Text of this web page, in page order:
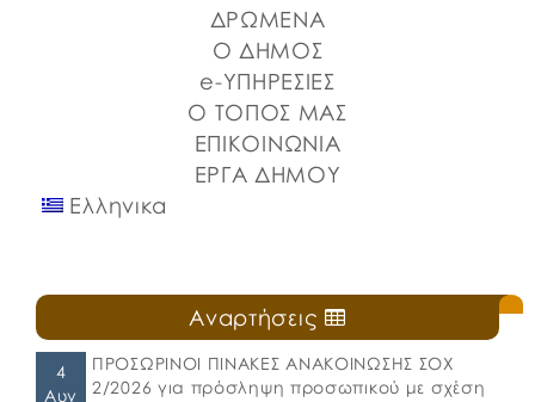
⚓️Η επίσημη έναρξη πραγματοποιήθηκε με την
ΔΡΩΜΕΝΑ
Ο ΔΗΜΟΣ
e-ΥΠΗΡΕΣΙΕΣ
Ο ΤΟΠΟΣ ΜΑΣ
ΕΠΙΚΟΙΝΩΝΙΑ
ΕΡΓΑ ΔΗΜΟΥ
Ελληνικα
Αναρτήσεις
4
Αυγ
ΠΡΟΣΩΡΙΝΟΙ ΠΙΝΑΚΕΣ ΑΝΑΚΟΙΝΩΣΗΣ ΣΟΧ
2/2026 για πρόσληψη προσωπικού με σχέση